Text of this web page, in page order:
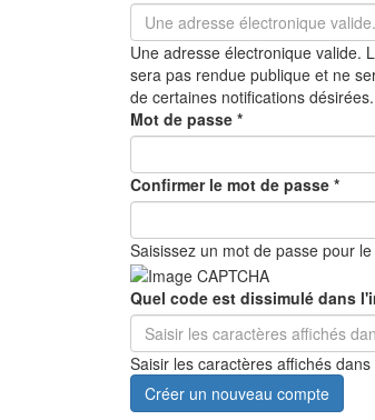
Une adresse électronique valide.
sera pas rendue publique et ne
de certaines notifications désirées.
Mot de passe *
Confirmer le mot de passe *
Saisissez un mot de passe pour
Quel code est dissimulé dans
Saisir les caractères affichés dans
Créer un nouveau compte